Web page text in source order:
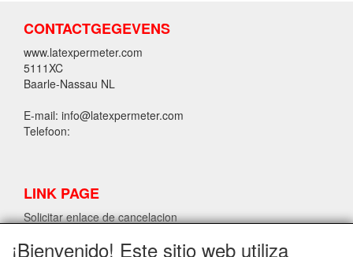
CONTACTGEGEVENS
www.latexpermeter.com
5111XC
Baarle-Nassau NL
E-mail: info@latexpermeter.com
Telefoon:
LINK PAGE
Solicitar enlace de cancelacion
¡Bienvenido! Este sitio web utiliza